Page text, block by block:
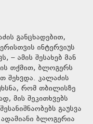
განცხადებით,
ინტერვიუს
– ამის შესახებ მან
თქმით, ბლოგერს
შეხვდა. კალაძის
რომ თბილისზე
მის შეკითხვებს
გაუსვა
ბლოგერია